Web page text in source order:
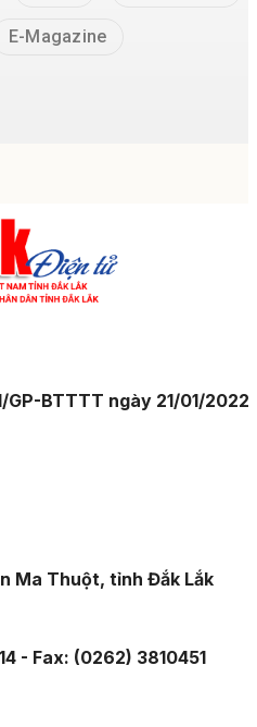
E-Magazine
GP-BTTTT ngày 21/01/2022
Ma Thuột, tỉnh Đắk Lắk
- Fax: (0262) 3810451